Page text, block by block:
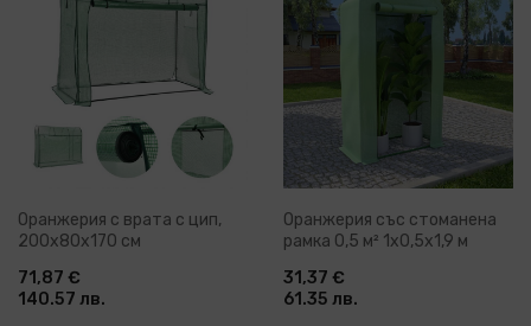
Оранжерия с врата с цип,
200x80x170 см
71,87 €
140.57 лв.
Оранжерия със стоманена
рамка 0,5 м² 1x0,5x1,9 м
31,37 €
61.35 лв.